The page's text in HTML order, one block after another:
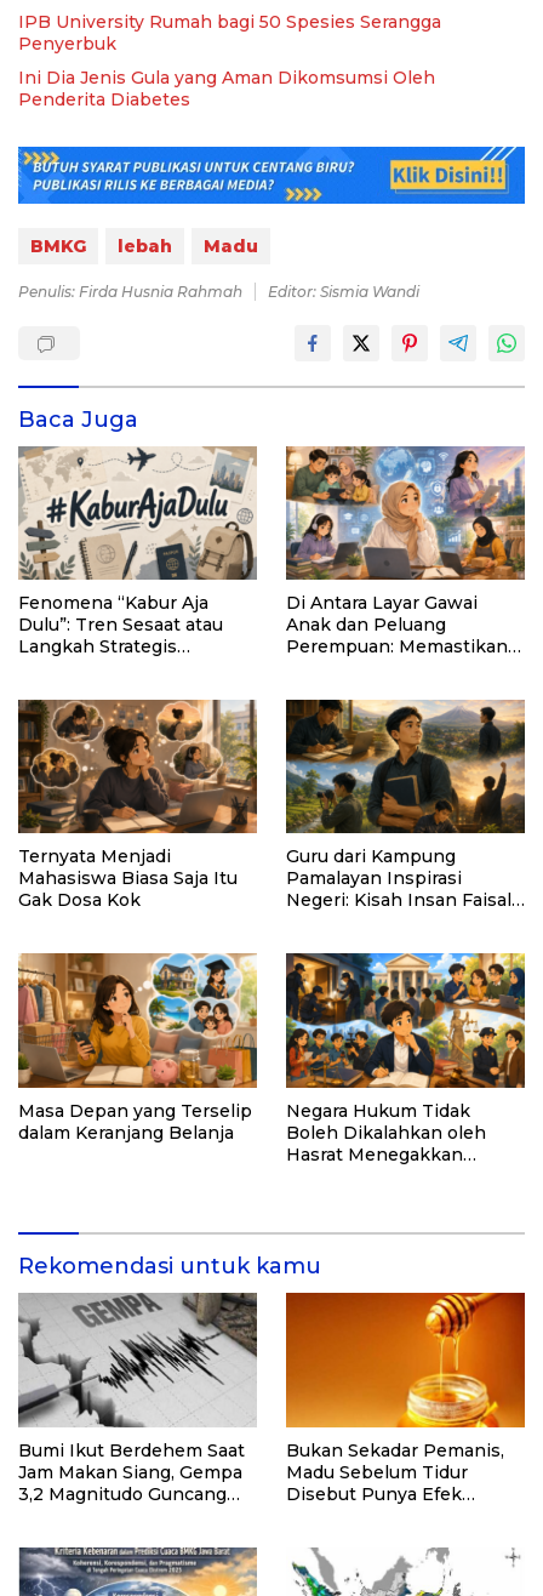
IPB University Rumah bagi 50 Spesies Serangga
Penyerbuk
Ini Dia Jenis Gula yang Aman Dikomsumsi Oleh
Penderita Diabetes
BMKG lebah Madu
Penulis: Firda Husnia Rahmah Editor: Sismia Wandi
Baca Juga
Fenomena “Kabur Aja
Dulu”: Tren Sesaat atau
Langkah Strategis
Di Antara Layar Gawai
Anak dan Peluang
Perempuan: Memastikan
Ternyata Menjadi
Mahasiswa Biasa Saja Itu
Gak Dosa Kok
Guru dari Kampung
Pamalayan Inspirasi
Negeri: Kisah Insan Faisal
Pelosok Negeri”
Masa Depan yang Terselip
dalam Keranjang Belanja
Negara Hukum Tidak
Boleh Dikalahkan oleh
Hasrat Menegakkan
Rekomendasi untuk kamu
Bumi Ikut Berdehem Saat
Jam Makan Siang, Gempa
3,2 Magnitudo Guncang
Bukan Sekadar Pemanis,
Madu Sebelum Tidur
Disebut Punya Efek